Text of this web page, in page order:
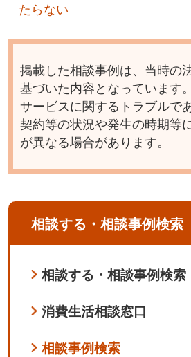
たらない
掲載した相談事例は、当時の
基づいた内容となっています
サービスに関するトラブルで
契約等の状況や発生の時期等
が異なる場合があります。
相談する・相談事例検索
相談する・相談事例検索
消費生活相談窓口
相談事例検索